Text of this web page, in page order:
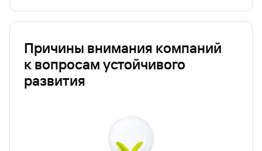
Причины внимания компаний
к вопросам устойчивого
развития